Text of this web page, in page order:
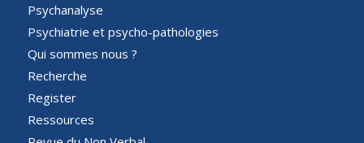
Psychanalyse
Psychiatrie et psycho-pathologies
Qui sommes nous ?
Recherche
Register
Ressources